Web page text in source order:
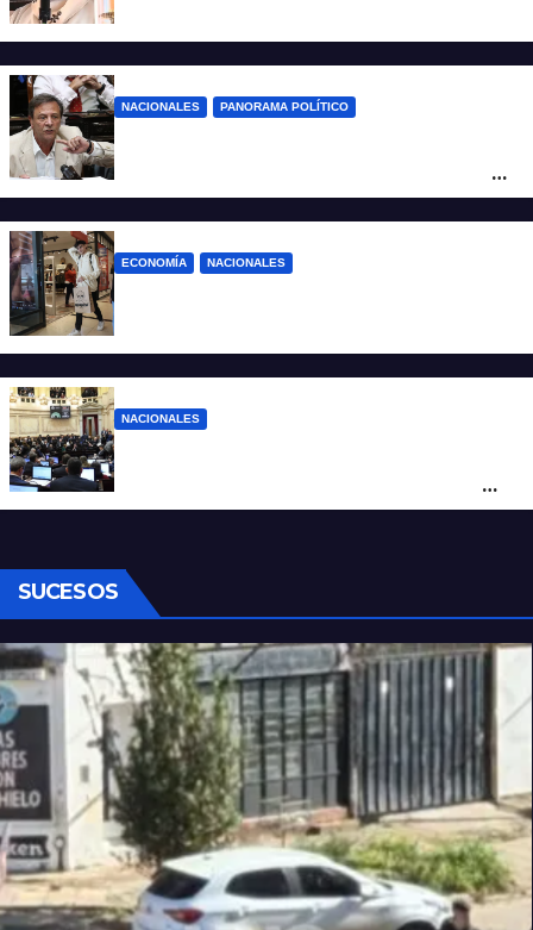
NACIONALES PANORAMA POLÍTICO
Sturzenegger: “Se cree que somos títeres
o estúpidos”
ECONOMÍA NACIONALES
NACIONALES
Senado
SUCESOS